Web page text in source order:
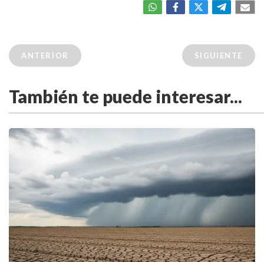
ANTERIOR SIGUIENTE
También te puede interesar...